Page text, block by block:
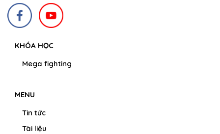
KHÓA HỌC
Mega fighting
MENU
Tin tức
Tài liệu